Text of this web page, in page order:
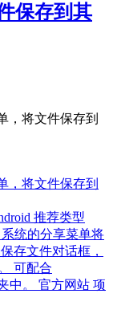
保存到其
，将文件保存到
，将文件保存到
推荐类型
系统的分享菜单将
存文件对话框，
可配合
中。 官方网站 项